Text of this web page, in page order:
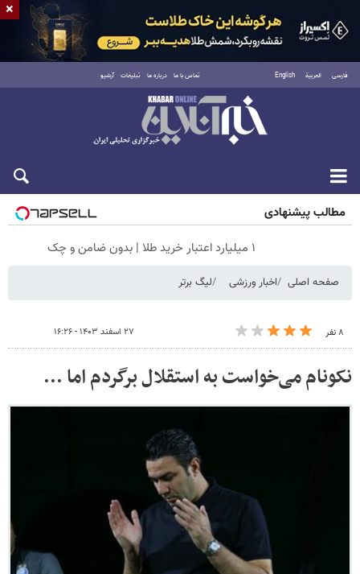
فارسی العربية English تماس با ما درباره ما تبلیغات آرشیو
جمعه ۱۶ مرداد ۱۴۰۵
مطالب پیشنهادی
۱ میلیارد اعتبار خرید طلا | بدون ضامن و چک
صفحه اصلی اخبار ورزشی لیگ برتر
۸ نفر ۲۷ اسفند ۱۴۰۳ - ۱۶:۲۶
نکونام می‌خواست به استقلال برگردم اما ...
×